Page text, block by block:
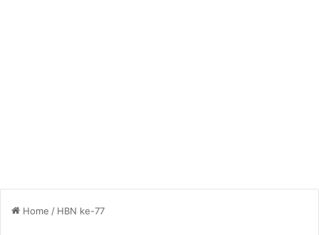
Home / HBN ke-77